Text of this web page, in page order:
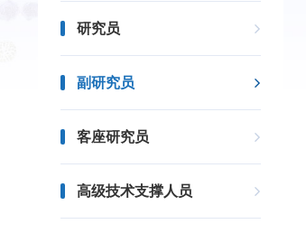
研究员
副研究员
客座研究员
高级技术支撑人员